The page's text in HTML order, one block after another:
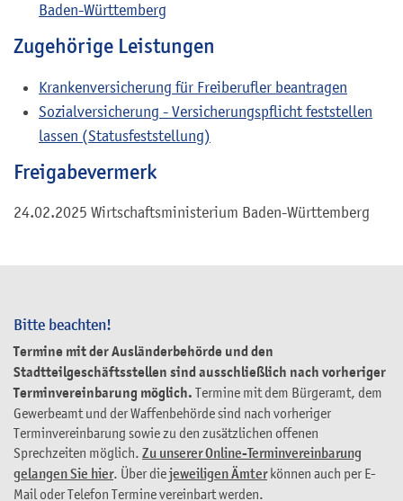
Bitte beachten!
Termine mit der Ausländerbehörde und den
Stadtteilgeschäftsstellen sind ausschließlich nach vorheriger
Terminvereinbarung möglich. Termine mit dem Bürgeramt, dem
Gewerbeamt und der Waffenbehörde sind nach vorheriger
Terminvereinbarung sowie zu den zusätzlichen offenen
Sprechzeiten möglich. Zu unserer Online-Terminvereinbarung
gelangen Sie hier. Über diejeweiligen Ämterkönnen auch per E-
Mail oder Telefon Termine vereinbart werden.
Baden-Württemberg
Zugehörige Leistungen
Krankenversicherung für Freiberufler beantragen
Sozialversicherung - Versicherungspflicht feststellen
lassen (Statusfeststellung)
Freigabevermerk
24.02.2025 Wirtschaftsministerium Baden-Württemberg